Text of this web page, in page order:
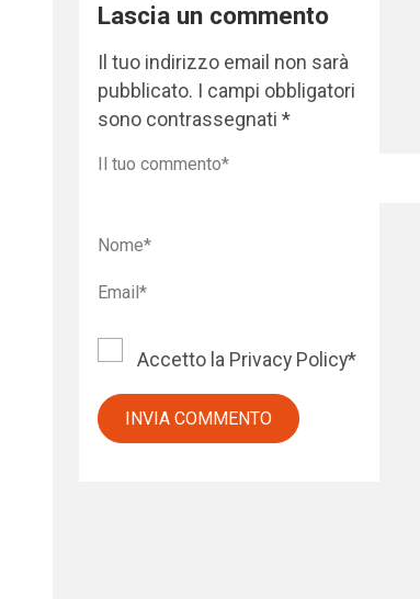
Lascia un commento
Il tuo indirizzo email non sarà
pubblicato. I campi obbligatori
sono contrassegnati*
Accetto la Privacy Policy*